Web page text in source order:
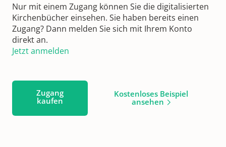
Nur mit einem Zugang können Sie die digitalisierten
Kirchenbücher einsehen. Sie haben bereits einen
Zugang? Dann melden Sie sich mit Ihrem Konto
direkt an.
Jetzt anmelden
Zugang
kaufen
Kostenloses Beispiel
ansehen